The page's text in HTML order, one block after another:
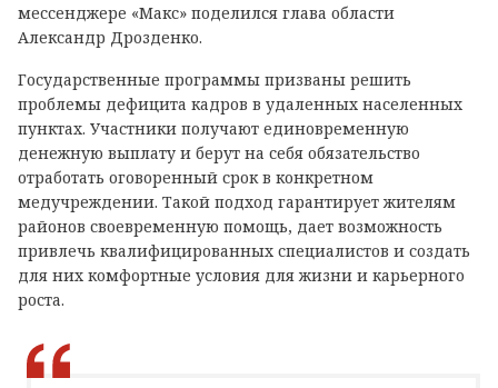
мессенджере «Макс» поделился глава области
Александр Дрозденко.
Государственные программы призваны решить
проблемы дефицита кадров в удаленных населенных
пунктах. Участники получают единовременную
денежную выплату и берут на себя обязательство
отработать оговоренный срок в конкретном
медучреждении. Такой подход гарантирует жителям
районов своевременную помощь, дает возможность
привлечь квалифицированных специалистов и создать
для них комфортные условия для жизни и карьерного
роста.